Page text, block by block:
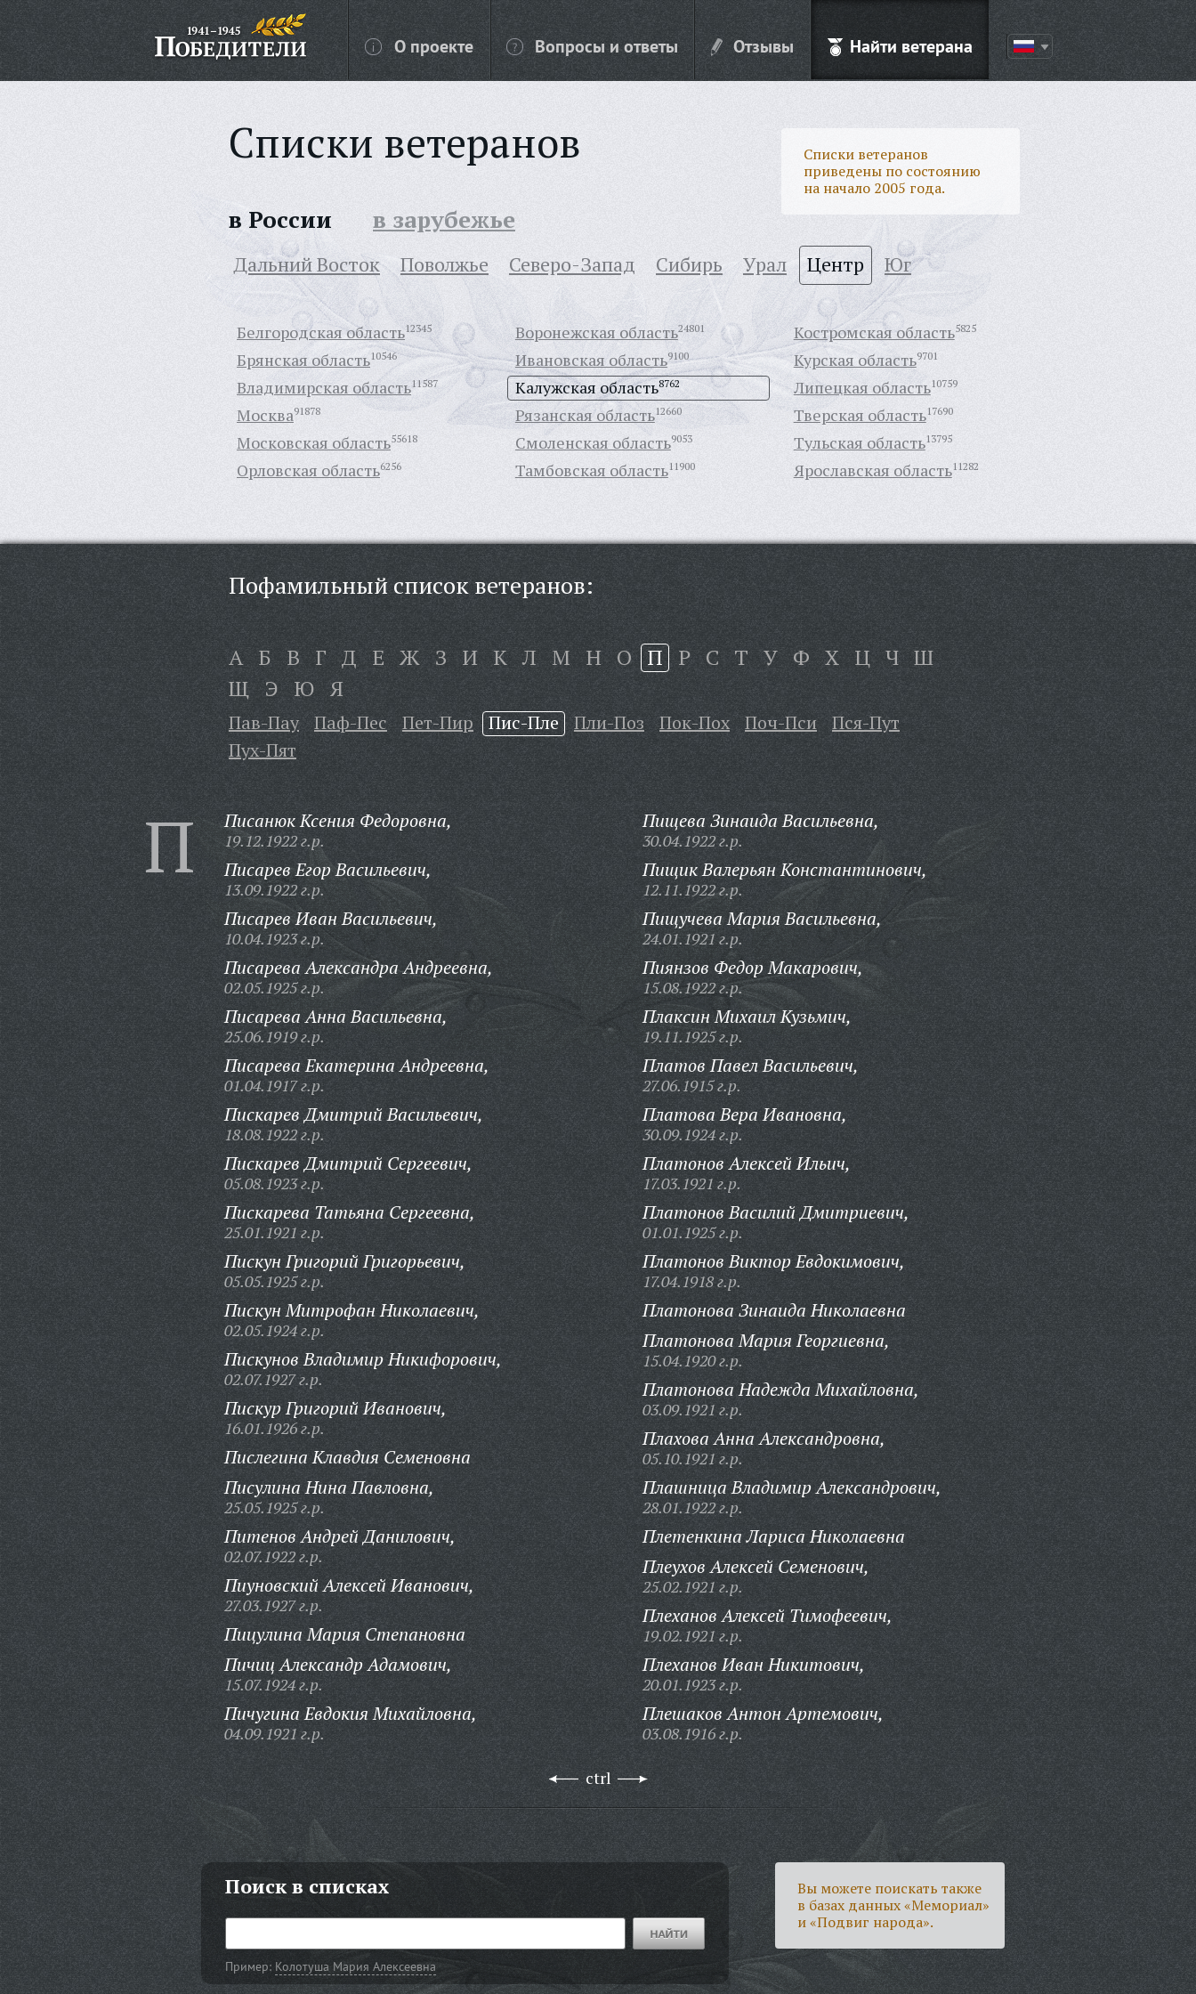
О проекте Вопросы и ответы Отзывы Найти ветерана
Списки ветеранов
Списки ветеранов
приведены по состоянию
на начало 2005 года.
в России в зарубежье
Дальний Восток Поволжье Северо-Запад Сибирь Урал Центр Юг
Белгородская область12345
Брянская область10546
Владимирская область11587
Воронежская область24801
Ивановская область9100
Калужская область8762
Костромская область5825
Курская область9701
Липецкая область10759
Москва91878
Московская область55618
Орловская область6256
Рязанская область12660
Смоленская область9053
Тамбовская область11900
Тверская область17690
Тульская область13795
Ярославская область11282
Пофамильный список ветеранов:
А Б В Г Д Е Ж З И К Л М Н О П Р С Т У Ф Х Ц Ч Ш
Щ Э Ю Я
Пав-Пау Паф-Пес Пет-Пир Пис-Пле Пли-Поз Пок-Пох Поч-Пси
Пся-Пут
Пух-Пят
П Писанюк Ксения Федоровна,
19.12.1922 г.р.
Писарев Егор Васильевич,
13.09.1922 г.р.
Писарев Иван Васильевич,
10.04.1923 г.р.
Писарева Александра Андреевна,
02.05.1925 г.р.
Писарева Анна Васильевна,
25.06.1919 г.р.
Писарева Екатерина Андреевна,
01.04.1917 г.р.
Пискарев Дмитрий Васильевич,
18.08.1922 г.р.
Пискарев Дмитрий Сергеевич,
05.08.1923 г.р.
Пискарева Татьяна Сергеевна,
25.01.1921 г.р.
Пискун Григорий Григорьевич,
05.05.1925 г.р.
Пискун Митрофан Николаевич,
02.05.1924 г.р.
Пискунов Владимир Никифорович,
02.07.1927 г.р.
Пискур Григорий Иванович,
16.01.1926 г.р.
Пислегина Клавдия Семеновна
Писулина Нина Павловна,
25.05.1925 г.р.
Питенов Андрей Данилович,
02.07.1922 г.р.
Пиуновский Алексей Иванович,
27.03.1927 г.р.
Пицулина Мария Степановна
Пичиц Александр Адамович,
15.07.1924 г.р.
Пичугина Евдокия Михайловна,
04.09.1921 г.р.
Пищева Зинаида Васильевна,
30.04.1922 г.р.
Пищик Валерьян Константинович,
12.11.1922 г.р.
Пищучева Мария Васильевна,
24.01.1921 г.р.
Пиянзов Федор Макарович,
15.08.1922 г.р.
Плаксин Михаил Кузьмич,
19.11.1925 г.р.
Платов Павел Васильевич,
27.06.1915 г.р.
Платова Вера Ивановна,
30.09.1924 г.р.
Платонов Алексей Ильич,
17.03.1921 г.р.
Платонов Василий Дмитриевич,
01.01.1925 г.р.
Платонов Виктор Евдокимович,
17.04.1918 г.р.
Платонова Зинаида Николаевна
Платонова Мария Георгиевна,
15.04.1920 г.р.
Платонова Надежда Михайловна,
03.09.1921 г.р.
Плахова Анна Александровна,
05.10.1921 г.р.
Плашница Владимир Александрович,
28.01.1922 г.р.
Плетенкина Лариса Николаевна
Плеухов Алексей Семенович,
25.02.1921 г.р.
Плеханов Алексей Тимофеевич,
19.02.1921 г.р.
Плеханов Иван Никитович,
20.01.1923 г.р.
Плешаков Антон Артемович,
03.08.1916 г.р.
ctrl
Поиск в списках
Пример: Колотуша Мария Алексеевна
Вы можете поискать также
в базах данных «Мемориал»
и «Подвиг народа».